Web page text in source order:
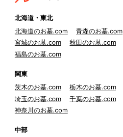
北海道・東北
北海道のお墓.com
青森のお墓.com
宮城のお墓.com
秋田のお墓.com
福島のお墓.com
関東
茨木のお墓.com
栃木のお墓.com
埼玉のお墓.com
千葉のお墓.com
神奈川のお墓.com
中部